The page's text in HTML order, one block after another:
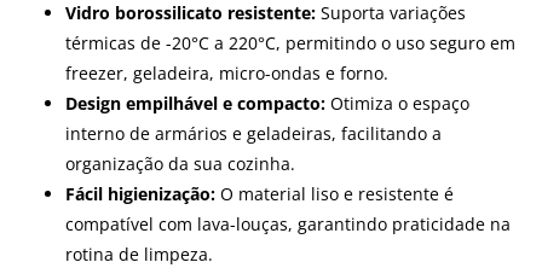
Vidro borossilicato resistente: Suporta variações
térmicas de -20°C a 220°C, permitindo o uso seguro em
freezer, geladeira, micro-ondas e forno.
Design empilhável e compacto: Otimiza o espaço
interno de armários e geladeiras, facilitando a
organização da sua cozinha.
Fácil higienização: O material liso e resistente é
compatível com lava-louças, garantindo praticidade na
rotina de limpeza.